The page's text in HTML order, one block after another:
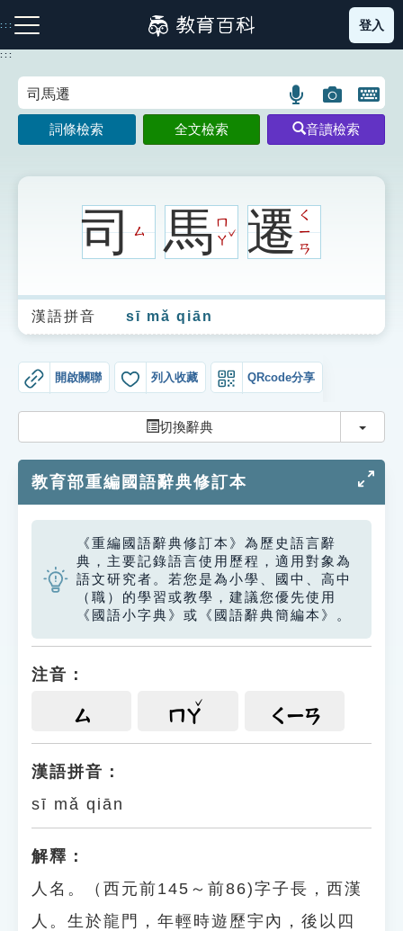
到
主
:::
注音索引圖示 筆畫索引圖示 部首索引表圖示
生字詞彙表
成語故事
索引選單
單字索引
生命大百科索引
遊戲專區
教學應用
貓頭鷹博士
登入
:::
語
言
搜
示
圖
片
搜
開
鍵
圖
詞條檢索 全文檢索 音讀檢索
司ㄙ 馬ㄇ
ㄚ
ˇ遷ㄑ
ㄧ
ㄢ
漢語拼音 sī mǎ qiān
開啟關聯 列入收藏 QRcode分享
切換辭典 切換
教育部重編國語辭典修訂本
《重編國語辭典修訂本》為歷史語言辭
典，主要記錄語言使用歷程，適用對象為
語文研究者。若您是為小學、國中、高中
（職）的學習或教學，建議您優先使用
《國語小字典》或《國語辭典簡編本》。
注音：
ㄙ ㄇㄚ ㄑㄧㄢ
漢語拼音：
sī mǎ qiān
解釋：
人名。（西元前145～前86)字子長，西漢
人。生於龍門，年輕時遊歷宇內，後以四